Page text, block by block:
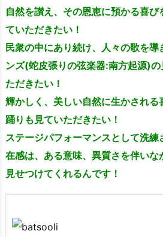
自然を讃え、その恩恵に預かる喜
ていただきたい！
民衆の中にあり続け、人々の歌を導
ンズ(蛇皮張りの弦楽器:南方起源)
ただきたい！
輝かしく、美しい自然に生かされる
踊りも見ていただきたい！
ステージパフォーマンスとして洗
在感は、ある意味、異質さを伴いな
見せつけてくれるんです！